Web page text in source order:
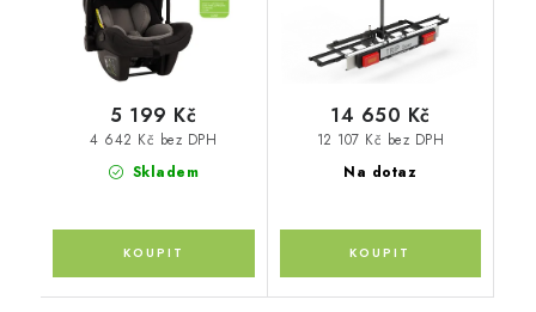
Skladem
4 642 Kč bez DPH
5 199 Kč
Na dotaz
12 107 Kč bez DPH
14 650 Kč